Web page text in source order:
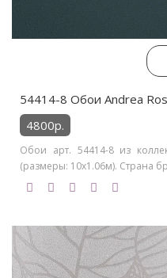
54414-8 Обои Andrea
4800р.
Обои арт. 54414-8 из
(размеры: 10х1.06м). Страна